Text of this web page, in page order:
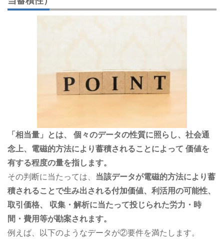
「相当量」とは、 個々のデータの性質に照らし、社会通
念上、電磁的方法により蓄積されることによって 価値を
有する程度の量を指します。
その判断に当たっては、 当該データが電磁的方法により蓄
積されることで生み出される付加価値、利活用の可能性、
取引価格、 収集・解析に当たって投じられた労力・時
間・費用等が勘案されます。
例えば、以下のようなデータが②要件を満たします。